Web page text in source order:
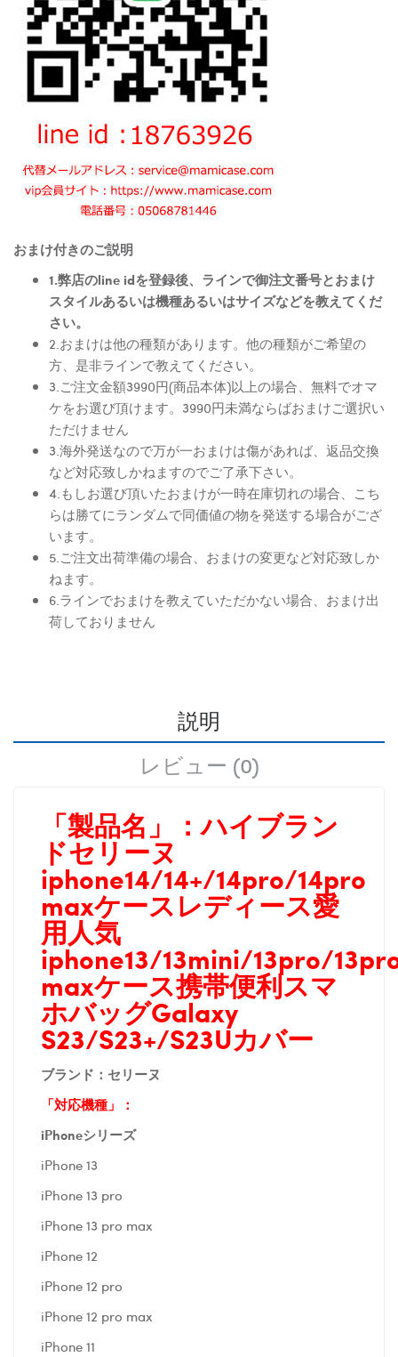
おまけ付きのご説明
1.弊店のline idを登録後、ラインで御注文番号とおまけ
スタイルあるいは機種あるいはサイズなどを教えてくだ
さい。
2.おまけは他の種類があります。他の種類がご希望の
方、是非ラインで教えてください。
3.ご注文金額3990円(商品本体)以上の場合、無料でオマ
ケをお選び頂けます。3990円未満ならばおまけご選択い
ただけません
3.海外発送なので万が一おまけは傷があれば、返品交換
など対応致しかねますのでご了承下さい。
4.もしお選び頂いたおまけが一時在庫切れの場合、こち
らは勝てにランダムで同価値の物を発送する場合がござ
います。
5.ご注文出荷準備の場合、おまけの変更など対応致しか
ねます。
6.ラインでおまけを教えていただかない場合、おまけ出
荷しておりません
説明
レビュー (0)
「製品名」：ハイブラン
ドセリーヌ
iphone14/14+/14pro/14pro
maxケースレディース愛
用人気
iphone13/13mini/13pro/
maxケース携帯便利スマ
ホバッグGalaxy
S23/S23+/S23Uカバー
ブランド：セリーヌ
「対応機種」：
iPhoneシリーズ
iPhone 13
iPhone 13 pro
iPhone 13 pro max
iPhone 12
iPhone 12 pro
iPhone 12 pro max
iPhone 11